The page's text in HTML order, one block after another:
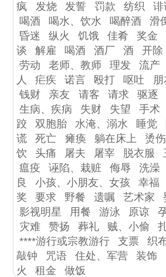
疯
发烧 发誓 罚款 纺织 诽
喝酒
喝水、饮水 喝醉酒 滑
昏迷
纵火 饥饿 佳肴 奖金
谈
解雇 喝酒 酒厂 酒 开除
劳动
老师、教师 理发 流产
人
疟疾 诺言 殴打 呕吐 朋
钱财
亲友 请客 请求 驱逐
生病、疾病
失财 失望 手术
跤
双胞胎 水淹、溺水 睡觉
谎
死亡 瘫痪 躺在床上 烫伤
饮
头痛 屠夫 屠宰 脱衣服
瘟疫
诬陷、栽赃 侮辱 洗澡
良
小孩、小朋友、女孩 幸福
奖
要求 野餐 遗嘱 艺术家
影视明星
用餐 游泳 原谅
灾难
赞扬 葬礼 贼、小偷
****游行或宗教游行
支票 织
敲钟
咒语 住处、军营 装饰
火
租金 做饭